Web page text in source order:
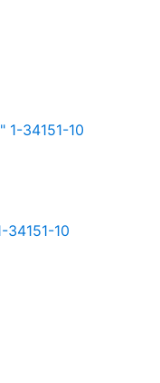
34151-10